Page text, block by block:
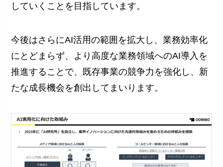
していくことを目指しています。
今後はさらにAI活用の範囲を拡大し、業務効率化
にとどまらず、より高度な業務領域へのAI導入を
推進することで、既存事業の競争力を強化し、新
たな成長機会を創出してまいります。